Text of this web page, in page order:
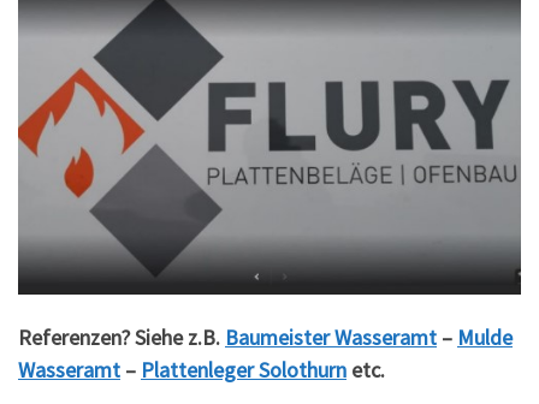
Referenzen? Siehe z.B. Baumeister Wasseramt – Mulde
Wasseramt – Plattenleger Solothurn etc.